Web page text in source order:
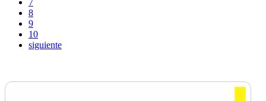
8
9
10
siguiente